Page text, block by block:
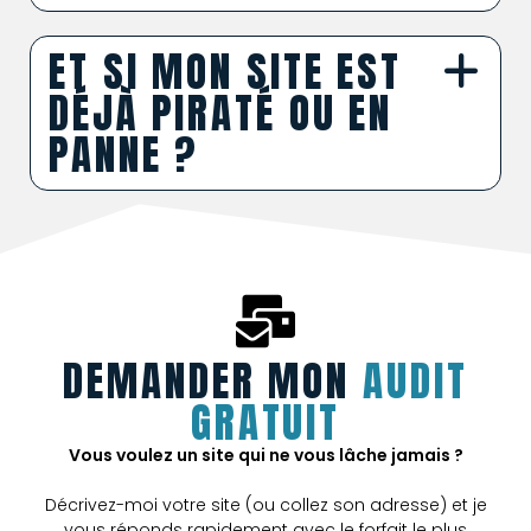
ET SI MON SITE EST
DÉJÀ PIRATÉ OU EN
PANNE ?
DEMANDER MONAUDIT
GRATUIT
Vous voulez un site qui ne vous lâche jamais ?
Décrivez-moi votre site (ou collez son adresse) et je